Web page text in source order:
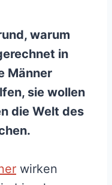
warum
in
Männer
sie wollen
die Welt des
wirken